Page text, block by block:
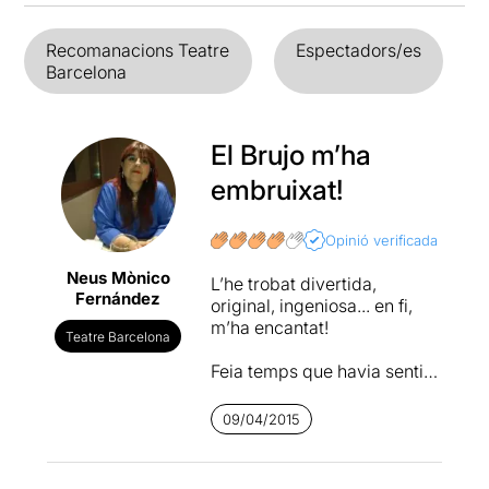
Recomanacions Teatre
Barcelona
Espectadors/es
Neus Mònico
Fernández
Teatre Barcelona
El Brujo m’ha
embruixat!
Opinió verificada
L’he trobat divertida,
original, ingeniosa... en fi,
m’ha encantat!
Feia temps que havia sentit
Brujo, i la veritat és que tenia
moltes ganes de anar-lo a
veure. De seguida que ens
09/04/2015